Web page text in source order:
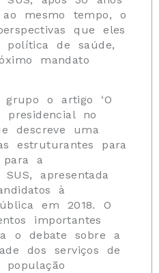
mesmo tempo, o
que eles
política de saúde,
mandato
o artigo ‘O
presidencial no
descreve uma
estruturantes para
a
apresentada
à
em 2018. O
importantes
o debate sobre a
dos serviços de